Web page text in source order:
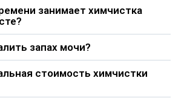
занимает химчистка
запах мочи?
стоимость химчистки